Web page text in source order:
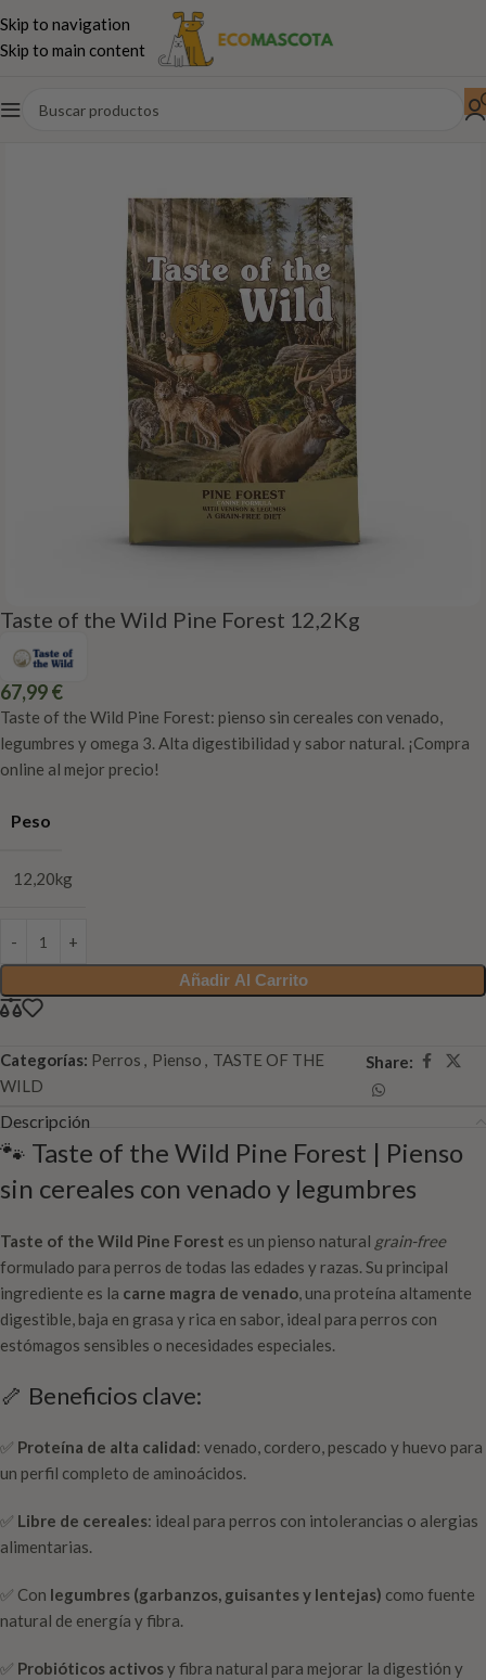
Skip to navigation
Skip to main content
Inicio Perros Pienso
Taste of the Wild Pine Forest 12,2Kg
67,99€
Taste of the Wild Pine Forest: pienso sin cereales con venado,
legumbres y omega 3. Alta digestibilidad y sabor natural. ¡Compra
online al mejor precio!
Peso
12,20kg
Añadir Al Carrito
Categorías: Perros , Pienso , TASTE OF THE
WILD
Share:
Descripción
🐾 Taste of the Wild Pine Forest | Pienso
sin cereales con venado y legumbres
Taste of the Wild Pine Forest es un pienso natural grain-free
formulado para perros de todas las edades y razas. Su principal
ingrediente es la carne magra de venado, una proteína altamente
digestible, baja en grasa y rica en sabor, ideal para perros con
estómagos sensibles o necesidades especiales.
🦴 Beneficios clave:
✅ Proteína de alta calidad: venado, cordero, pescado y huevo para
un perfil completo de aminoácidos.
✅ Libre de cereales: ideal para perros con intolerancias o alergias
alimentarias.
✅ Con legumbres (garbanzos, guisantes y lentejas) como fuente
natural de energía y fibra.
✅ Probióticos activosy fibra natural para mejorar la digestión y